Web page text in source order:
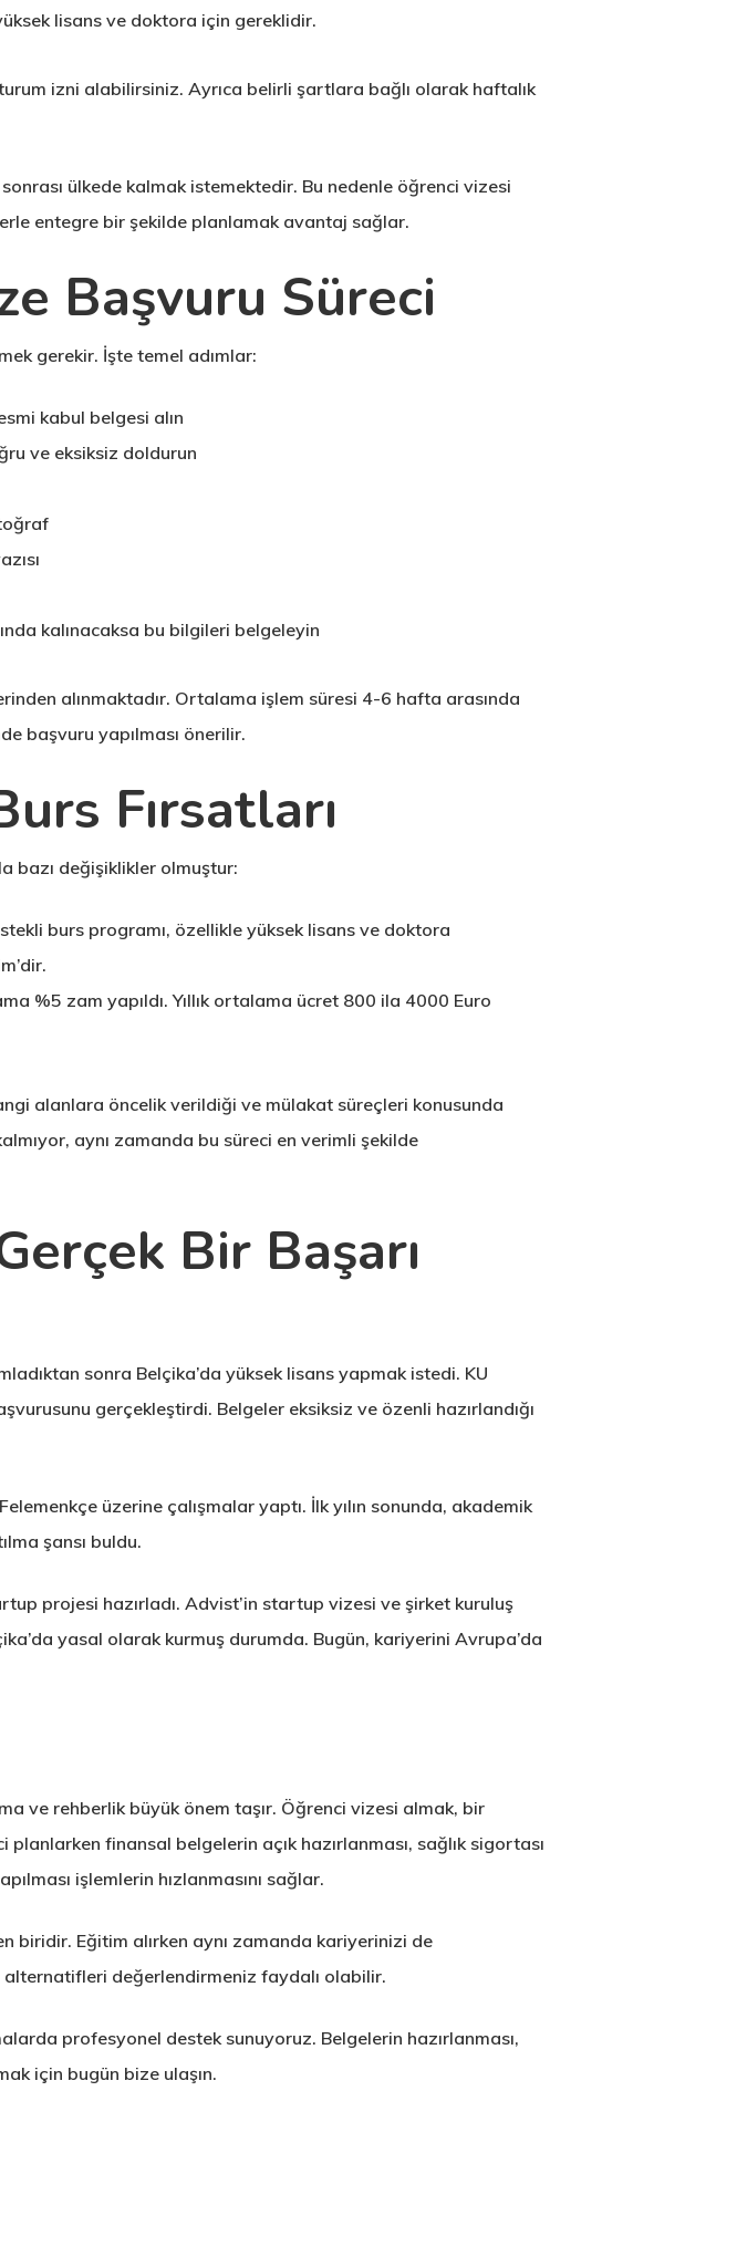
lisans ve doktora için gereklidir.
izni alabilirsiniz. Ayrıca belirli şartlara bağlı olarak haftalık
ülkede kalmak istemektedir. Bu nedenle öğrenci vizesi
entegre bir şekilde planlamak avantaj sağlar.
Başvuru Süreci
gerekir. İşte temel adımlar:
kabul belgesi alın
ve eksiksiz doldurun
kalınacaksa bu bilgileri belgeleyin
alınmaktadır. Ortalama işlem süresi 4-6 hafta arasında
başvuru yapılması önerilir.
Fırsatları
bazı değişiklikler olmuştur:
burs programı, özellikle yüksek lisans ve doktora
%5 zam yapıldı. Yıllık ortalama ücret 800 ila 4000 Euro
alanlara öncelik verildiği ve mülakat süreçleri konusunda
aynı zamanda bu süreci en verimli şekilde
Bir Başarı
sonra Belçika’da yüksek lisans yapmak istedi. KU
gerçekleştirdi. Belgeler eksiksiz ve özenli hazırlandığı
üzerine çalışmalar yaptı. İlk yılın sonunda, akademik
şansı buldu.
projesi hazırladı. Advist’in startup vizesi ve şirket kuruluş
yasal olarak kurmuş durumda. Bugün, kariyerini Avrupa’da
ve rehberlik büyük önem taşır. Öğrenci vizesi almak, bir
finansal belgelerin açık hazırlanması, sağlık sigortası
işlemlerin hızlanmasını sağlar.
biridir. Eğitim alırken aynı zamanda kariyerinizi de
değerlendirmeniz faydalı olabilir.
profesyonel destek sunuyoruz. Belgelerin hazırlanması,
için bugün bize ulaşın.